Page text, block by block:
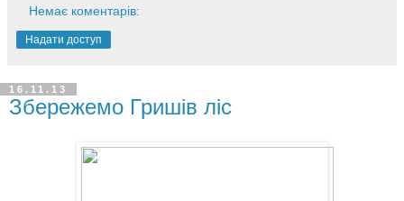
Немає коментарів:
Надати доступ
16.11.13
Збережемо Гришів ліс